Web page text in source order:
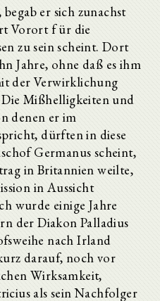
er sich zunachst
Vorort f ür die
zu sein scheint. Dort
Jahre, ohne daß es ihm
der Verwirklichung
Die Mißhelligkeiten und
denen er im
dürften in diese
Germanus scheint,
in Britannien weilte,
in Aussicht
wurde einige Jahre
der Diakon Palladius
nach Irland
darauf, noch vor
Wirksamkeit,
als sein Nachfolger